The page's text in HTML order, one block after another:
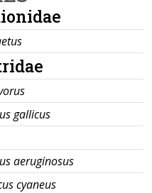
gallicus
aeruginosus
cyaneus